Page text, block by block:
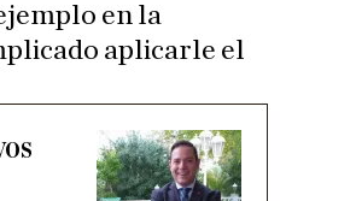
en la
aplicarle el